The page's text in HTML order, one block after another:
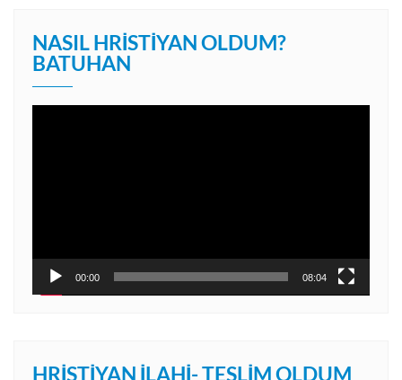
NASIL HRISTIYAN OLDUM?
BATUHAN
00:00 08:04
HRISTIYAN İLAHI- TESLIM OLDUM